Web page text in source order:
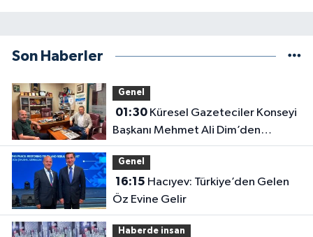
Son Haberler
Genel
01:30Küresel Gazeteciler Konseyi
Başkanı Mehmet Ali Dim’den
Gazetemize Ziyaret
Genel
16:15
Öz Evine Gelir
Haberde insan